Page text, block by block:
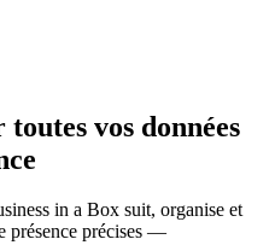
vos données
in a Box suit, organise et
présence précises —